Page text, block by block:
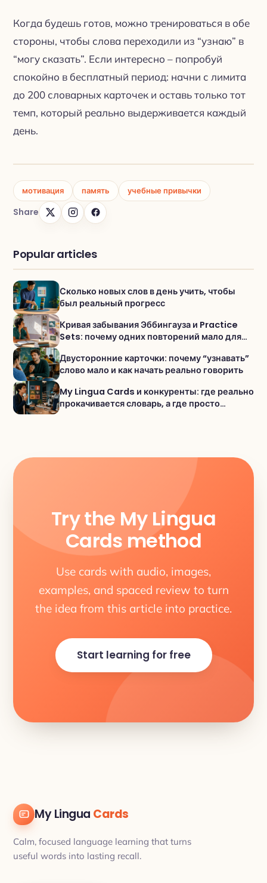
Когда будешь готов, можно тренироваться в обе
стороны, чтобы слова переходили из “узнаю” в
“могу сказать”. Если интересно – попробуй
спокойно в бесплатный период: начни с лимита
до 200 словарных карточек и оставь только тот
темп, который реально выдерживается каждый
день.
мотивация память учебные привычки
Share
Popular articles
Сколько новых слов в день учить, чтобы
был реальный прогресс
Кривая забывания Эббингауза и Practice
Sets: почему одних повторений мало для
Двусторонние карточки: почему “узнавать”
слово мало и как начать реально говорить
My Lingua Cards и конкуренты: где реально
прокачивается словарь, а где просто
Try the My Lingua
Cards method
Use cards with audio, images,
examples, and spaced review to turn
the idea from this article into practice.
Start learning for free
My Lingua Cards
Calm, focused language learning that turns
useful words into lasting recall.